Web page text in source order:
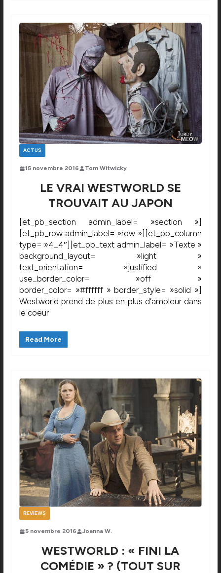
ACTUS
15 novembre 2016 Tom Witwicky
LE VRAI WESTWORLD SE
TROUVAIT AU JAPON
[et_pb_section admin_label= »section »]
[et_pb_row admin_label= »row »][et_pb_column
type= »4_4″][et_pb_text admin_label= »Texte »
background_layout= »light »
text_orientation= »justified »
use_border_color= »off »
border_color= »#ffffff » border_style= »solid »]
Westworld prend de plus en plus d’ampleur dans
le coeur
Read More
REVIEWS
5 novembre 2016 Joanna W.
WESTWORLD : « FINI LA
COMÉDIE » ? (TOUT SUR